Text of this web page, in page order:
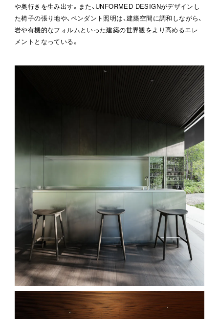
や奥行きを生み出す。また、UNFORMED DESIGNがデザインし
た椅子の張り地や、ペンダント照明は、建築空間に調和しながら、
岩や有機的なフォルムといった建築の世界観をより高めるエレ
メントとなっている。